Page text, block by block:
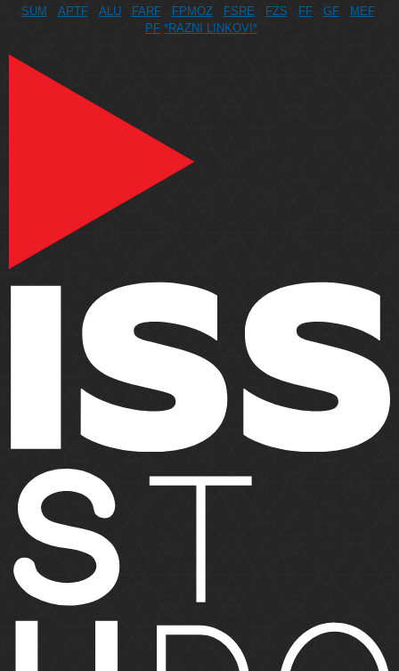
SUM APTF ALU FARF FPMOZ FSRE FZS FF GF
MEF
PF *RAZNI LINKOVI*